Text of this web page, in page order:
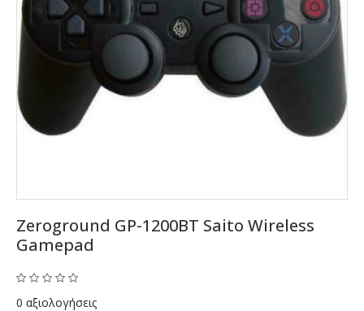
Zeroground GP-1200BT Saito Wireless
Gamepad
0 αξιολογήσεις